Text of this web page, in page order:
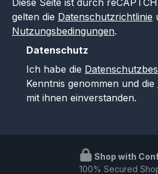
gelten die Datenschutzrichtlinie
Nutzungsbedingungen.
Datenschutz
Ich habe die
Kenntnis genommen und die
mit ihnen einverstanden.
Shop with
100% Secured